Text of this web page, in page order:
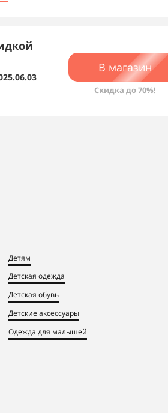
В магазин
Скидка до 70%!
Детям
Детская одежда
Детская обувь
Детские аксессуары
Одежда для малышей